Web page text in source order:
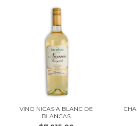
VINO NICASIA BLANC DE
BLANCAS